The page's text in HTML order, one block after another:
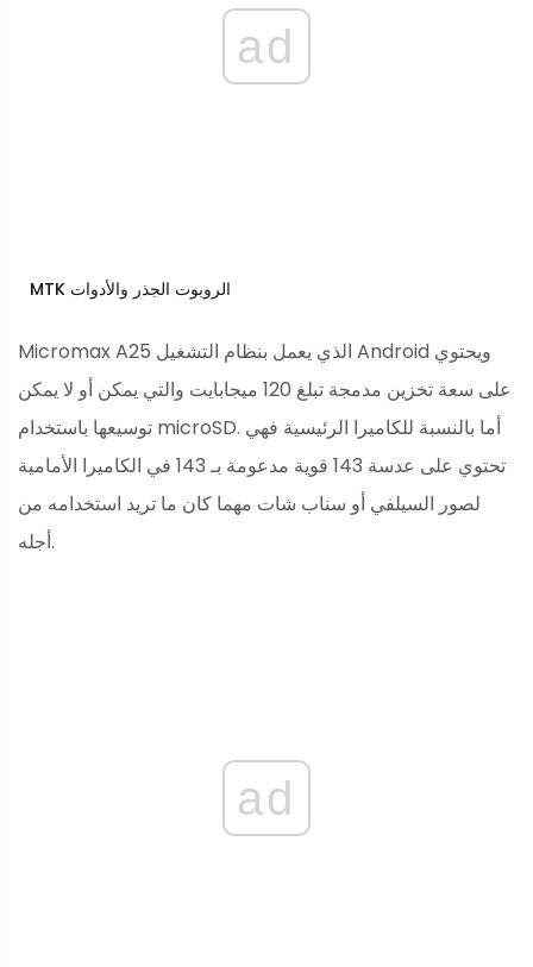
ad
MTK الروبوت الجذر والأدوات
Micromax A25 الذي يعمل بنظام التشغيل Android ويحتوي
على سعة تخزين مدمجة تبلغ 120 ميجابايت والتي يمكن أو لا يمكن
توسيعها باستخدام microSD. أما بالنسبة للكاميرا الرئيسية فهي
تحتوي على عدسة 143 قوية مدعومة بـ 143 في الكاميرا الأمامية
لصور السيلفي أو سناب شات مهما كان ما تريد استخدامه من
أجله.
ad